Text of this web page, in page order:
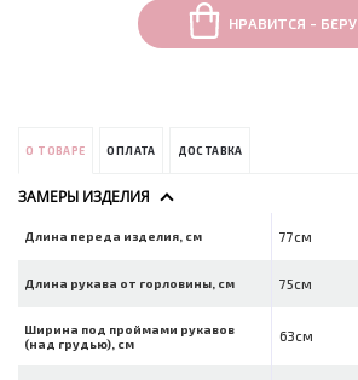
НРАВИТСЯ - БЕРУ
О ТОВАРЕ ОПЛАТА ДОСТАВКА
ЗАМЕРЫ ИЗДЕЛИЯ
Длина переда изделия, см 77см
Длина рукава от горловины, см 75см
Ширина под проймами рукавов
(над грудью), см
63см